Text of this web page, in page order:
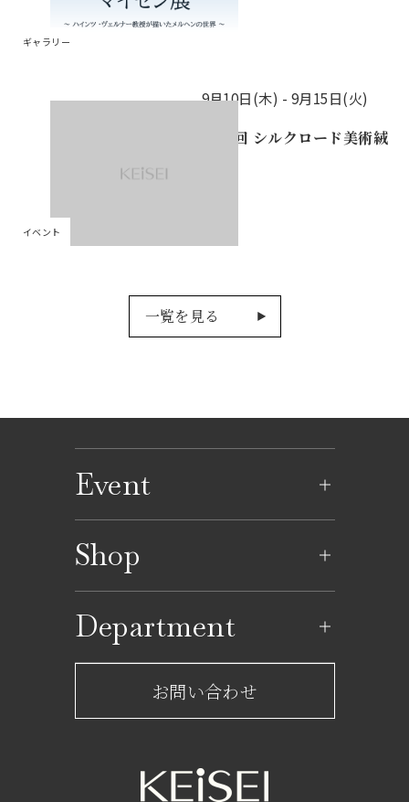
ギャラリー
イベント
9月10日(木) - 9月15日(火)
第10回 シルクロード美術絨
一覧を見る
Event
イベントカレンダー
Shop
レストラン一覧
ショップからのお知らせ
フロアガイド
Department
サービスのご案内
お問い合わせ